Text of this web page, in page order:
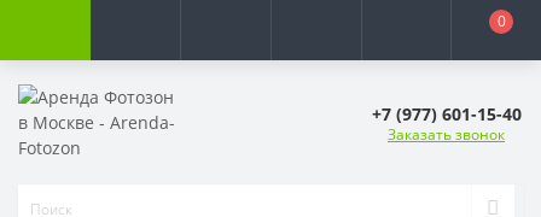
0
+7 (977) 601-15-40
Заказать звонок